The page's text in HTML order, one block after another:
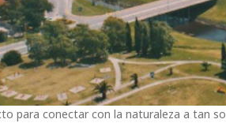
para conectar con la naturaleza a tan